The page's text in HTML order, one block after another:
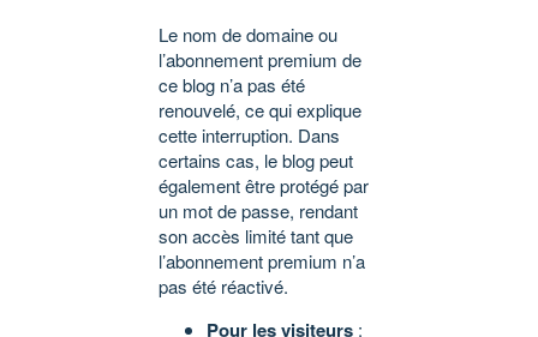
Le nom de domaine ou
l’abonnement premium de
ce blog n’a pas été
renouvelé, ce qui explique
cette interruption. Dans
certains cas, le blog peut
également être protégé par
un mot de passe, rendant
son accès limité tant que
l’abonnement premium n’a
pas été réactivé.
Pour les visiteurs :